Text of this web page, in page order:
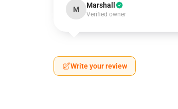
M Marshall
Verified owner
Write your review